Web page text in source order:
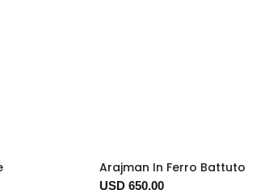
Arajman In Ferro Battuto
USD 650.00